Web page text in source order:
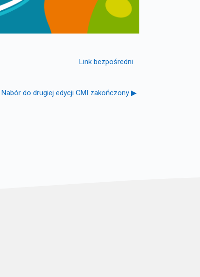
Link bezpośredni
Nabór do drugiej edycji CMI zakończony ▶︎